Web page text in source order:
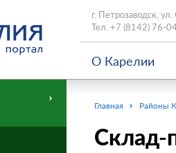
г. Петрозаводск,
Тел. +7 (8142) 76-
О Карелии
Главная Районы
Склад-